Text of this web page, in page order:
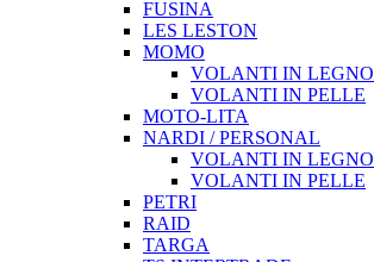
FUSINA
LES LESTON
MOMO
VOLANTI IN LEGNO
VOLANTI IN PELLE
MOTO-LITA
NARDI / PERSONAL
VOLANTI IN LEGNO
VOLANTI IN PELLE
PETRI
RAID
TARGA